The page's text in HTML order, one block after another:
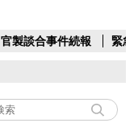
官製談合事件続報 緊